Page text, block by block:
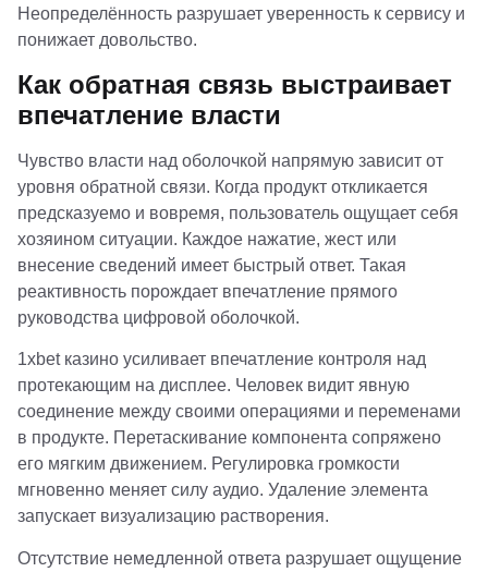
Неопределённость разрушает уверенность к сервису и
понижает довольство.
Как обратная связь выстраивает
впечатление власти
Чувство власти над оболочкой напрямую зависит от
уровня обратной связи. Когда продукт откликается
предсказуемо и вовремя, пользователь ощущает себя
хозяином ситуации. Каждое нажатие, жест или
внесение сведений имеет быстрый ответ. Такая
реактивность порождает впечатление прямого
руководства цифровой оболочкой.
1xbet казино усиливает впечатление контроля над
протекающим на дисплее. Человек видит явную
соединение между своими операциями и переменами
в продукте. Перетаскивание компонента сопряжено
его мягким движением. Регулировка громкости
мгновенно меняет силу аудио. Удаление элемента
запускает визуализацию растворения.
Отсутствие немедленной ответа разрушает ощущение